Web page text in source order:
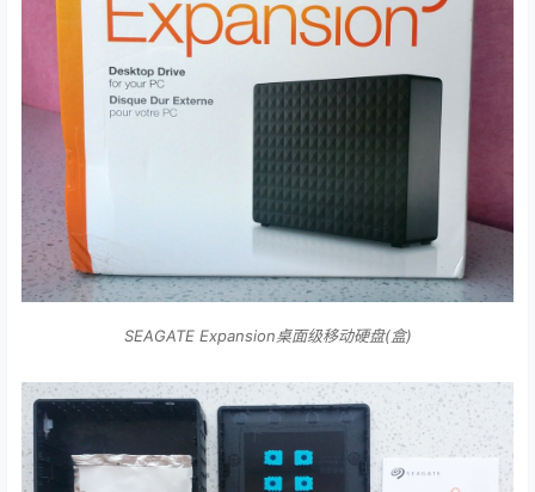
SEAGATE Expansion桌面级移动硬盘(盒)